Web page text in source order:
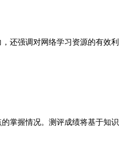
强调对网络学习资源的有效
握情况。测评成绩将基于知